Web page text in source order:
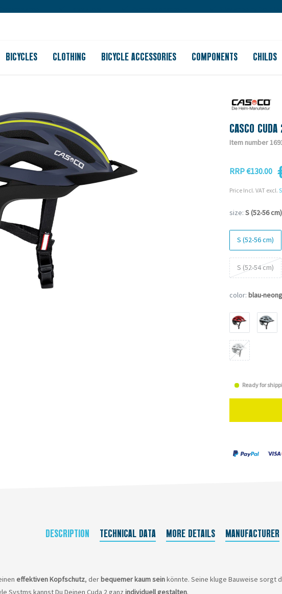
BICYCLES CLOTHING BICYCLE ACCESSORIES COMPONENTS CHILDS
CASCO
Item number
RRP €130.00
Price Incl. VAT excl.
size: S (52-56 cm)
S (52-56 cm)
S (52-54 cm)
color: blau-
Ready for
DESCRIPTION TECHNICAL DATA MORE DETAILS MANUFACTURER
effektiven Kopfschutz, derbequemer kaum seinkönnte. Seine kluge Bauweise sorgt
Systms kannst Du Deinen Cuda 2 ganz individuell gestalten.